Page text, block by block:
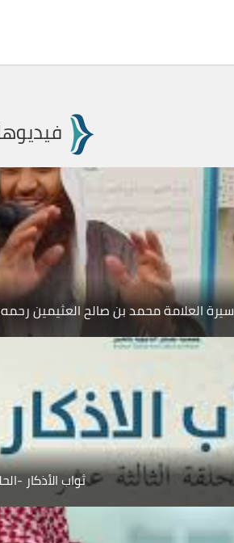
سيرة العلامة محمد بن صالح العثيمين
ثواب الأذكار -